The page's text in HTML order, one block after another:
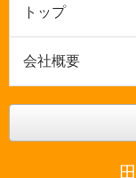
トップ
会社概要